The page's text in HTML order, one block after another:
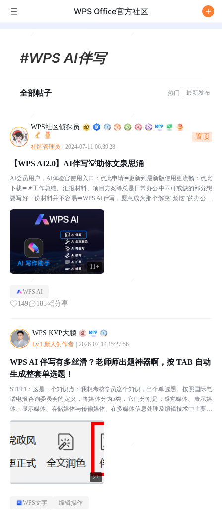
WPS Office官方社区
#WPS AI伴写
全部帖子 热门 最新发布
WPS社区侦探员
社区管理员 2024-07-11 06:39:28
置顶
11+
【WPS AI2.0】AI伴写💡助你文泉思涌
AI会员用户，AI体验官使用入口：点此申请⬅️更新到最新版使用更流畅：点此
下载⬅️📌工作总结、汇报材料、项目方案等总是日常办公中不可或缺的部分想
要写好一份材料并不容易➡️WPS AI伴写，愿意成为那个解决“烦恼”的办公助
手💡持续保持清晰思路👍辅助生成优质内...
WPS AI
149 185 分享
WPS KVP大鹏
Lv.1 新人创作者 2026-07-14 15:27:56
2+
WPS AI 伴写有多丝滑？老师师出题神器啊，按 TAB 自动
生成整套单选题！
STEP1：这是一个知识点：我想考核学员这个知识，出个单选题。按照国际电
话电报咨询委员会的定义，将媒体分为5类，它们分别是：感觉媒体、表示媒
体、显示媒体、存储媒体与传输媒体。在多媒体信息处理及编辑技术中主要研
究的是表示媒体。STEP2：把知识点挖个空，并开...
WPS文字 编辑操作